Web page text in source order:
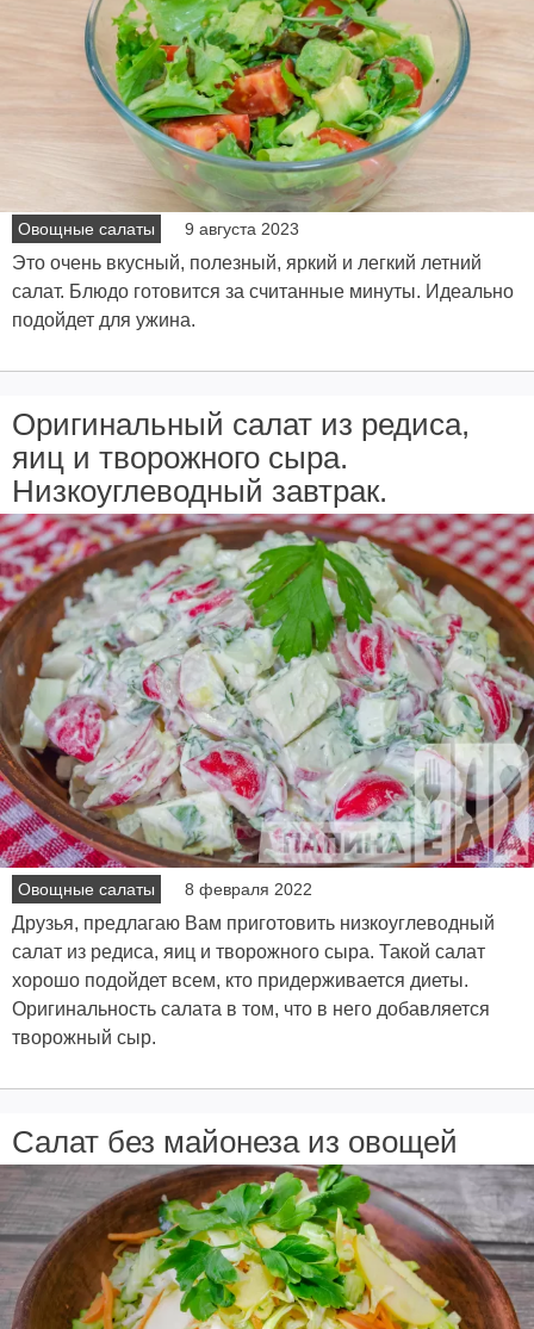
Овощные салаты 9 августа 2023
Это очень вкусный, полезный, яркий и легкий летний
салат. Блюдо готовится за считанные минуты. Идеально
подойдет для ужина.
Оригинальный салат из редиса,
яиц и творожного сыра.
Низкоуглеводный завтрак.
Овощные салаты 8 февраля 2022
Друзья, предлагаю Вам приготовить низкоуглеводный
салат из редиса, яиц и творожного сыра. Такой салат
хорошо подойдет всем, кто придерживается диеты.
Оригинальность салата в том, что в него добавляется
творожный сыр.
Салат без майонеза из овощей